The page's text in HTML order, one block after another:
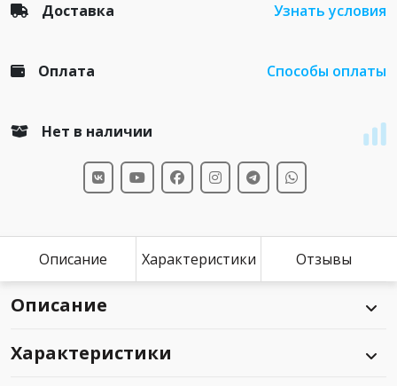
Доставка Узнать условия
Оплата Способы оплаты
Нет в наличии
Описание Характеристики Отзывы
Описание
Характеристики